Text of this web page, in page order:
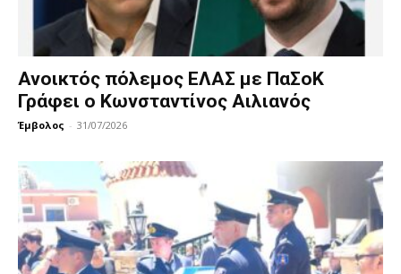
Ανοικτός πόλεμος ΕΛΑΣ με ΠαΣοΚ
Γράφει ο Κωνσταντίνος Αιλιανός
Έμβολος - 31/07/2026